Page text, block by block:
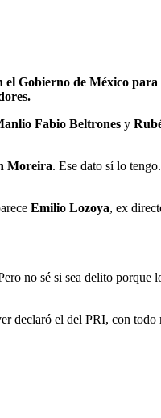
Gobierno de México
Fabio Beltrones y
Moreira. Ese dato sí lo
Emilio Lozoya, ex
no sé si sea delito porque
declaró el del PRI, con